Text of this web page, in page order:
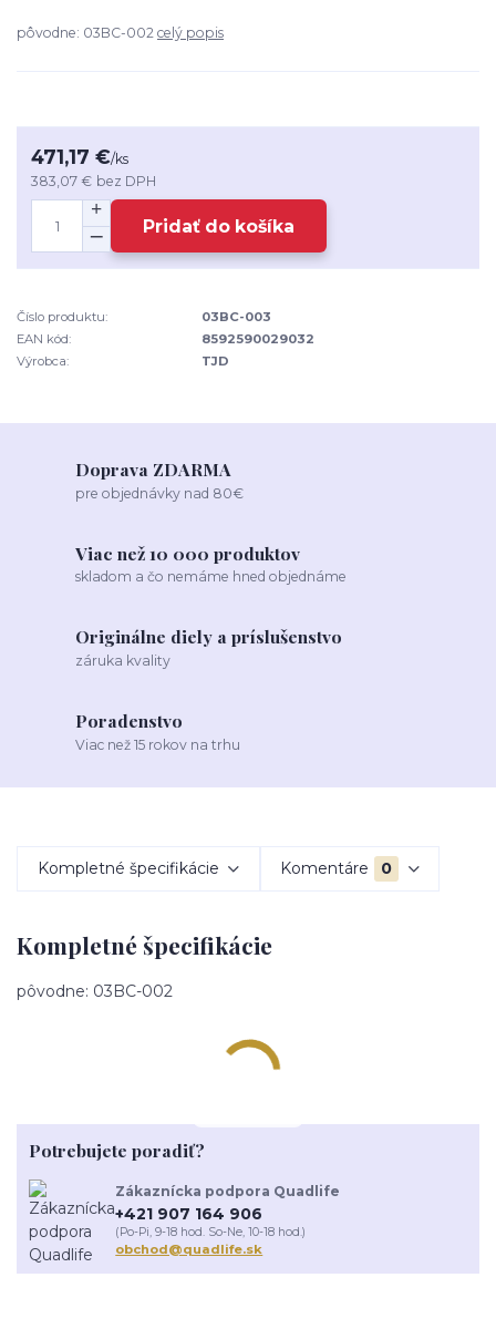
pôvodne: 03BC-002 celý popis
471,17 €/ks
383,07 € bez DPH
Pridať do košíka
Číslo produktu:
03BC-003
EAN kód:
8592590029032
Výrobca:
TJD
Doprava ZDARMA
pre objednávky nad 80€
Viac než 10 000 produktov
skladom a čo nemáme hned objednáme
Originálne diely a príslušenstvo
záruka kvality
Poradenstvo
Viac než 15 rokov na trhu
Kompletné špecifikácie Komentáre 0
Kompletné špecifikácie
pôvodne: 03BC-002
Potrebujete poradiť?
Zákaznícka podpora Quadlife
+421 907 164 906
(Po-Pi, 9-18 hod. So-Ne, 10-18 hod.)
obchod@quadlife.sk